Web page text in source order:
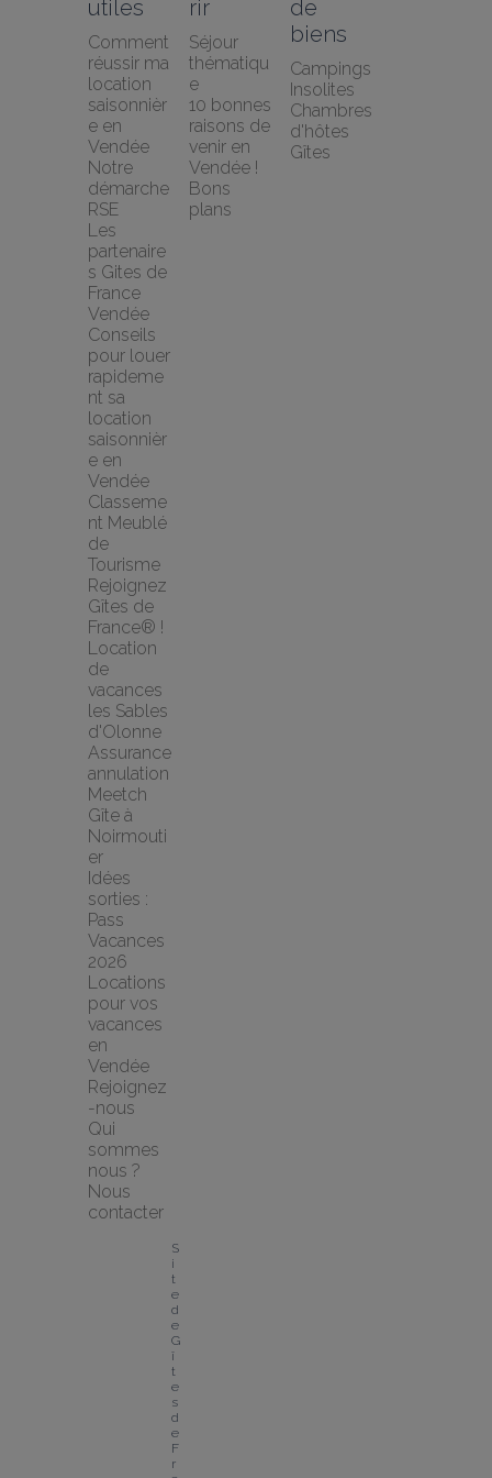
utiles
Comment
réussir ma
location
saisonnièr
e en
Vendée
Notre
démarche
RSE
Les
partenaire
s Gites de
France
Vendée
Conseils
pour louer
rapideme
nt sa
location
saisonnièr
e en
Vendée
Classeme
nt Meublé
de
Tourisme
Rejoignez
Gîtes de
France® !
Location
de
vacances
les Sables
d'Olonne
Assurance
annulation
Meetch
Gîte à
Noirmouti
er
Idées
sorties :
Pass
Vacances
2026
Locations
pour vos
vacances
en
Vendée
Rejoignez
-nous
Qui
sommes
nous ?
Nous
contacter
rir
Séjour
thématiqu
e
10 bonnes
raisons de
venir en
Vendée !
Bons
plans
de
biens
Campings
Insolites
Chambres
d'hôtes
Gîtes
S
i
t
e
d
e
G
î
t
e
s
d
e
F
r